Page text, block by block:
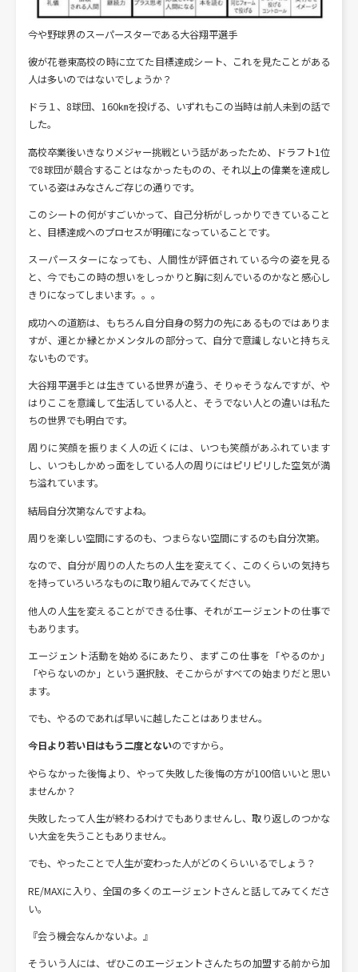
今や野球界のスーパースターである大谷翔平選手
彼が花巻東高校の時に立てた目標達成シート、これを見たことがある
人は多いのではないでしょうか？
ドラ１、8球団、160㎞を投げる、いずれもこの当時は前人未到の話で
した。
高校卒業後いきなりメジャー挑戦という話があったため、ドラフト1位
で8球団が競合することはなかったものの、それ以上の偉業を達成し
ている姿はみなさんご存じの通りです。
このシートの何がすごいかって、自己分析がしっかりできていること
と、目標達成へのプロセスが明確になっていることです。
スーパースターになっても、人間性が評価されている今の姿を見る
と、今でもこの時の想いをしっかりと胸に刻んでいるのかなと感心し
きりになってしまいます。。。
成功への道筋は、もちろん自分自身の努力の先にあるものではありま
すが、運とか縁とかメンタルの部分って、自分で意識しないと持ちえ
ないものです。
大谷翔平選手とは生きている世界が違う、そりゃそうなんですが、や
はりここを意識して生活している人と、そうでない人との違いは私た
ちの世界でも明白です。
周りに笑顔を振りまく人の近くには、いつも笑顔があふれています
し、いつもしかめっ面をしている人の周りにはピリピリした空気が満
ち溢れています。
結局自分次第なんですよね。
周りを楽しい空間にするのも、つまらない空間にするのも自分次第。
なので、自分が周りの人たちの人生を変えてく、このくらいの気持ち
を持っていろいろなものに取り組んでみてください。
他人の人生を変えることができる仕事、それがエージェントの仕事で
もあります。
エージェント活動を始めるにあたり、まずこの仕事を「やるのか」
「やらないのか」という選択肢、そこからがすべての始まりだと思い
ます。
でも、やるのであれば早いに越したことはありません。
今日より若い日はもう二度とないのですから。
やらなかった後悔より、やって失敗した後悔の方が100倍いいと思い
ませんか？
失敗したって人生が終わるわけでもありませんし、取り返しのつかな
い大金を失うこともありません。
でも、やったことで人生が変わった人がどのくらいいるでしょう？
RE/MAXに入り、全国の多くのエージェントさんと話してみてくださ
い。
『会う機会なんかないよ。』
そういう人には、ぜひこのエージェントさんたちの加盟する前から加